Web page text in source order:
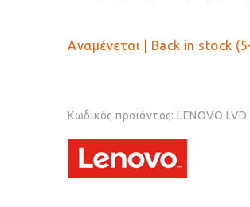
Αναμένεται | Back in stock
Κωδικός προϊόντος:LENOVO